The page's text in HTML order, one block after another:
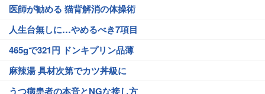
医師が勧める 猫背解消の体操術
人生台無しに…やめるべき7項目
465gで321円 ドンキプリン品薄
麻辣湯 具材次第でカツ丼級に
うつ病患者の本音とNGな接し方